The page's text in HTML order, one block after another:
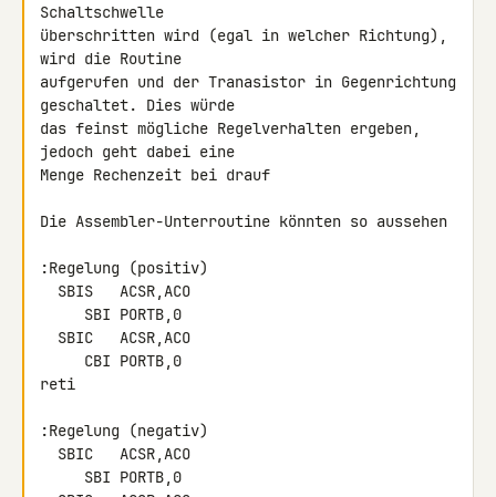
Schaltschwelle
überschritten wird (egal in welcher Richtung),
wird die Routine
aufgerufen und der Tranasistor in Gegenrichtung
geschaltet. Dies würde
das feinst mögliche Regelverhalten ergeben,
jedoch geht dabei eine
Menge Rechenzeit bei drauf
Die Assembler-Unterroutine könnten so aussehen
:Regelung (positiv)
reti
:Regelung (negativ)